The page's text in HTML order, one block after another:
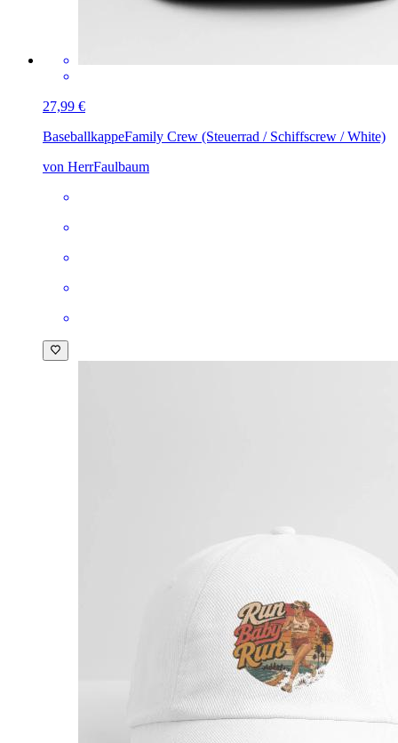
27,99 €
BaseballkappeFamily Crew (Steuerrad / Schiffscrew / White)
von HerrFaulbaum